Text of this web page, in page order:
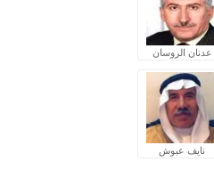
عدنان الروسان
نايف عبوش